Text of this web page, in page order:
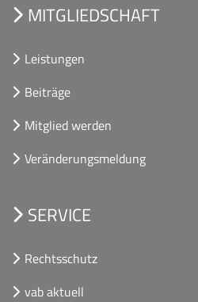
MITGLIEDSCHAFT
Leistungen
Beiträge
Mitglied werden
Veränderungsmeldung
SERVICE
Rechtsschutz
vab aktuell